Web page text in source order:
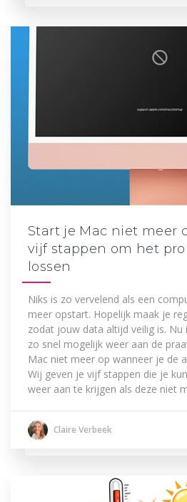
Start je Mac niet meer
vijf stappen om het
lossen
Niks is zo vervelend als een
meer opstart. Hopelijk maak je
zodat jouw data altijd veilig is.
zo snel mogelijk weer aan de
Mac niet meer op wanneer je de
Wij geven je vijf stappen die je
weer aan te krijgen als deze niet
Claire Verbeek